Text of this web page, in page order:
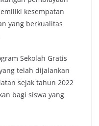
kesempatan
yang berkualitas
Sekolah Gratis
telah dijalankan
sejak tahun 2022
bagi siswa yang